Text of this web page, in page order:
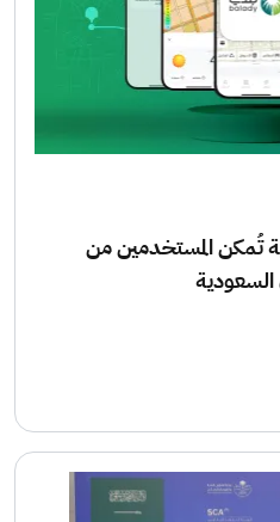
تُمكن المستخدمين من